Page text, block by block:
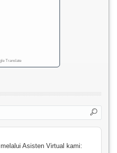
Translate
Asisten Virtual kami: